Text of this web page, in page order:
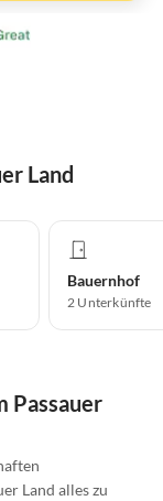
Land
Bauernhof
2 Unterkünfte
Passauer
Land alles zu